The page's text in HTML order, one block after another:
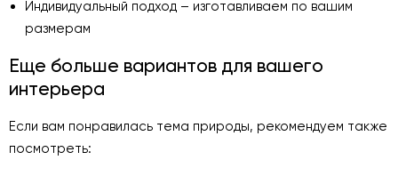
Индивидуальный подход – изготавливаем по вашим
размерам
Еще больше вариантов для вашего
интерьера
Если вам понравилась тема природы, рекомендуем также
посмотреть: